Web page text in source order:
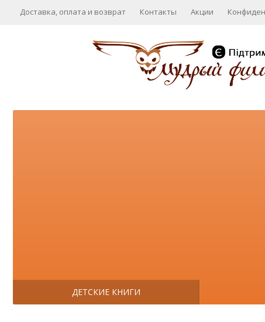
Доставка, оплата и возврат Контакты Акции
ДЕТСКИЕ КНИГИ